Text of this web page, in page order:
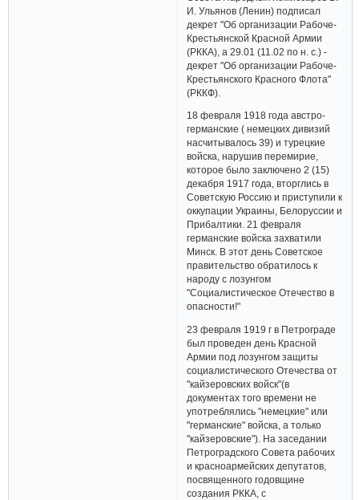
И. Ульянов (Ленин) подписал
декрет "Об организации Рабоче-
Крестьянской Красной Армии
(РККА), а 29.01 (11.02 по н. с.) -
декрет "Об организации Рабоче-
Крестьянского Красного Флота"
(РККФ).
18 февраля 1918 года австро-
германские ( немецких дивизий
насчитывалось 39) и турецкие
войска, нарушив перемирие,
которое было заключено 2 (15)
декабря 1917 года, вторглись в
Советскую Россию и приступили к
оккупации Украины, Белоруссии и
Прибалтики. 21 февраля
германские войска захватили
Минск. В этот день Советское
правительство обратилось к
народу с лозунгом
"Социалистическое Отечество в
опасности!"
23 февраля 1919 г в Петрограде
был проведен день Красной
Армии под лозунгом защиты
социалистического Отечества от
"кайзеровских войск"(в
документах того времени не
употреблялись "немецкие" или
"германские" войска, а только
"кайзеровские"). На заседании
Петроградского Совета рабочих
и красноармейских депутатов,
посвященного годовщине
создания РККА, с